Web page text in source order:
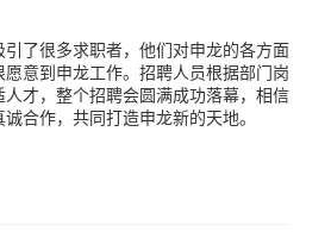
了很多求职者，他们对申龙的各方面
意到申龙工作。招聘人员根据部门岗
才，整个招聘会圆满成功落幕，相信
合作，共同打造申龙新的天地。